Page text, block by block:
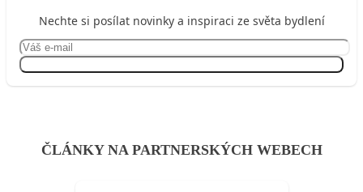
Nechte si posílat novinky a inspiraci ze světa bydlení
ČLÁNKY NA PARTNERSKÝCH WEBECH